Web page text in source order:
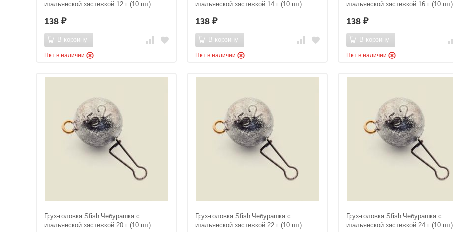
итальянской застежкой 12 г (10 шт)
138 ₽
В корзину
Нет в наличии
итальянской застежкой 14 г (10 шт)
138 ₽
В корзину
Нет в наличии
итальянской застежкой 16 г (10 шт)
138 ₽
В корзину
Нет в наличии
Груз-головка Sfish Чебурашка с
итальянской застежкой 20 г (10 шт)
Груз-головка Sfish Чебурашка с
итальянской застежкой 22 г (10 шт)
Груз-головка Sfish Чебурашка с
итальянской застежкой 24 г (10 шт)